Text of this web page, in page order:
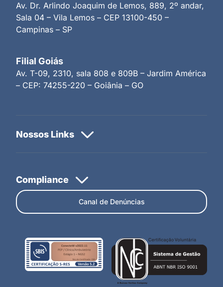
Av. Dr. Arlindo Joaquim de Lemos, 889, 2º andar,
Sala 04 – Vila Lemos – CEP 13100-450 –
Campinas – SP
Filial Goiás
Av. T-09, 2310, sala 808 e 809B – Jardim América
– CEP: 74255-220 – Goiânia – GO
Canal de Denúncias